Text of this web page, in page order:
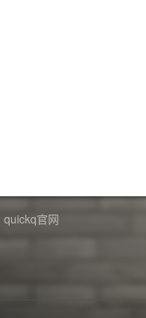
quickq官网